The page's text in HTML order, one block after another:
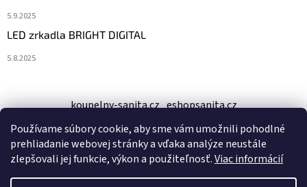
Používame súbory cookie, aby sme vám umožnili pohodlné
prehliadanie webovej stránky a vďaka analýze neustále
zlepšovali jej funkcie, výkon a použiteľnosť.Viac informácií
5.9.2025
LED zrkadla BRIGHT DIGITAL
5.8.2025
koupelny-sanita.cz eshopsanita.cz